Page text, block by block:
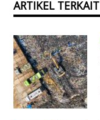
ARTIKEL TERKAIT